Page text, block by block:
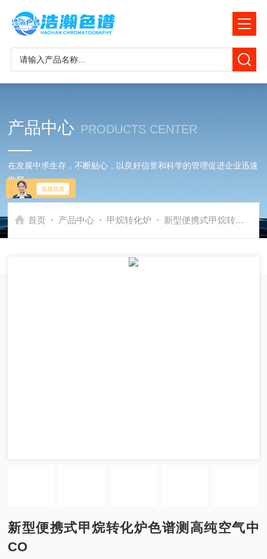
产品中心 PRODUCTS CENTER
在发展中求生存，不断贴心，以良好信誉和科学的管理促进企业迅速
发展
首页 - 产品中心 - 甲烷转化炉 - 新型便携式甲烷转化炉
新型便携式甲烷转化炉色谱测高纯空气中
CO